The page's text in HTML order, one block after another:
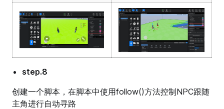
step.8
创建一个脚本，在脚本中使用follow()方法控制NPC跟随
主角进行自动寻路